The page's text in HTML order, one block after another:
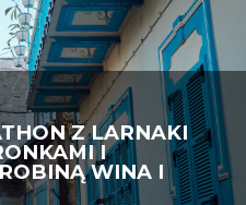
Z LARNAKI
I
WINA I